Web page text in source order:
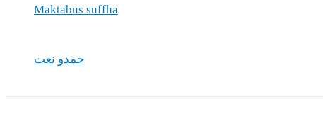
Maktabus suffha
حمدو نعت